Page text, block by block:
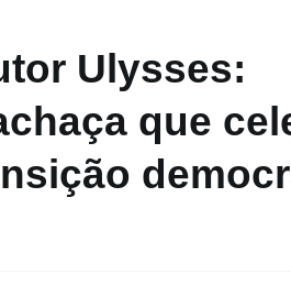
Ulysses:
que